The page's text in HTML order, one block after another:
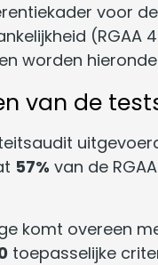
voor
(RGAA
worden
van de
57% van de
komt overeen
toepasselijke